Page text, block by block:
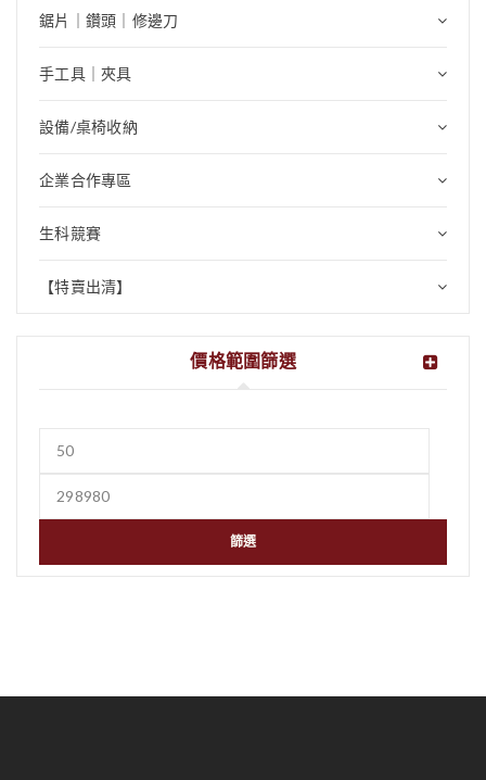
鋸片｜鑽頭｜修邊刀
手工具｜夾具
設備/桌椅收納
企業合作專區
生科競賽
【特賣出清】
價格範圍篩選
篩選